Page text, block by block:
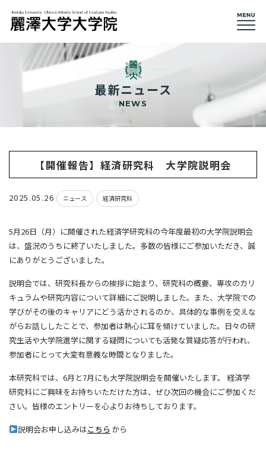
最新ニュース
NEWS
【開催報告】経済研究科 大学院説明会
2025.05.26 ニュース 経済研究科
5月26日（月）に開催された経済学研究科の今年度最初の大学院説明会
は、盛況のうちに終了いたしました。多数の皆様にご参加いただき、誠
にありがとうございました。
説明会では、研究科長からの挨拶に始まり、研究科の概要、専攻のカリ
キュラムや研究内容について詳細にご説明しました。また、大学院での
学びがその後のキャリアにどう活かされるのか、具体的な事例を交えな
がらお話ししたことで、参加者は熱心に耳を傾けていました。日々の研
究生活や大学院進学に関する疑問についても活発な質疑応答が行われ、
参加者にとって大変有意義な時間となりました。
本研究科では、6月と7月にも大学院説明会を開催いたします。 経済学
研究科にご興味をお持ちいただけた方は、ぜひ次回の機会にご参加くだ
さい。皆様のエントリーを心よりお待ちしております。
説明会お申し込みはこちら から